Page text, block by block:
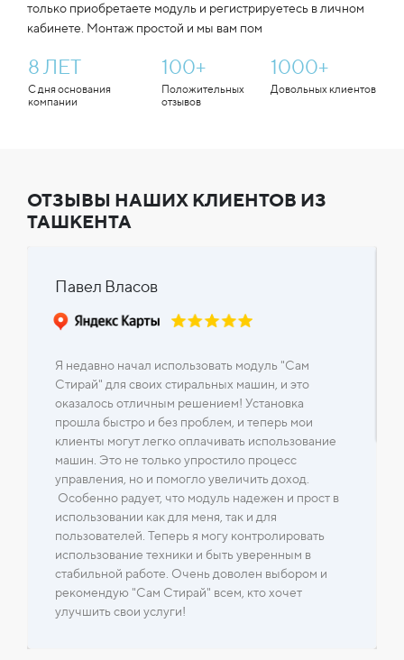
только приобретаете модуль и регистрируетесь в личном
кабинете. Монтаж простой и мы вам пом
8 ЛЕТ
С дня основания
компании
100+
Положительных
отзывов
1000+
Довольных клиентов
ОТЗЫВЫ НАШИХ КЛИЕНТОВ ИЗ
ТАШКЕНТА
Павел Власов
Я недавно начал использовать модуль "Сам
Стирай" для своих стиральных машин, и это
оказалось отличным решением! Установка
прошла быстро и без проблем, и теперь мои
клиенты могут легко оплачивать использование
машин. Это не только упростило процесс
управления, но и помогло увеличить доход.
Особенно радует, что модуль надежен и прост в
использовании как для меня, так и для
пользователей. Теперь я могу контролировать
использование техники и быть уверенным в
стабильной работе. Очень доволен выбором и
рекомендую "Сам Стирай" всем, кто хочет
улучшить свои услуги!